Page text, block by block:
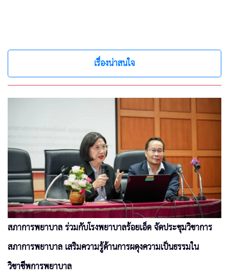
เรื่องน่าสนใจ
สภาการพยาบาล ร่วมกับโรงพยาบาลร้อยเอ็ด จัดประชุมวิชาการ
สภาการพยาบาล เสริมความรู้ด้านการผดุงความเป็นธรรมใน
วิชาชีพการพยาบาล